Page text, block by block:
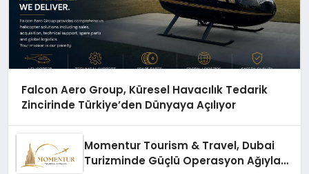
Falcon Aero Group, Küresel Havacılık Tedarik
Zincirinde Türkiye’den Dünyaya Açılıyor
Momentur Tourism & Travel, Dubai
Turizminde Güçlü Operasyon Ağıyla